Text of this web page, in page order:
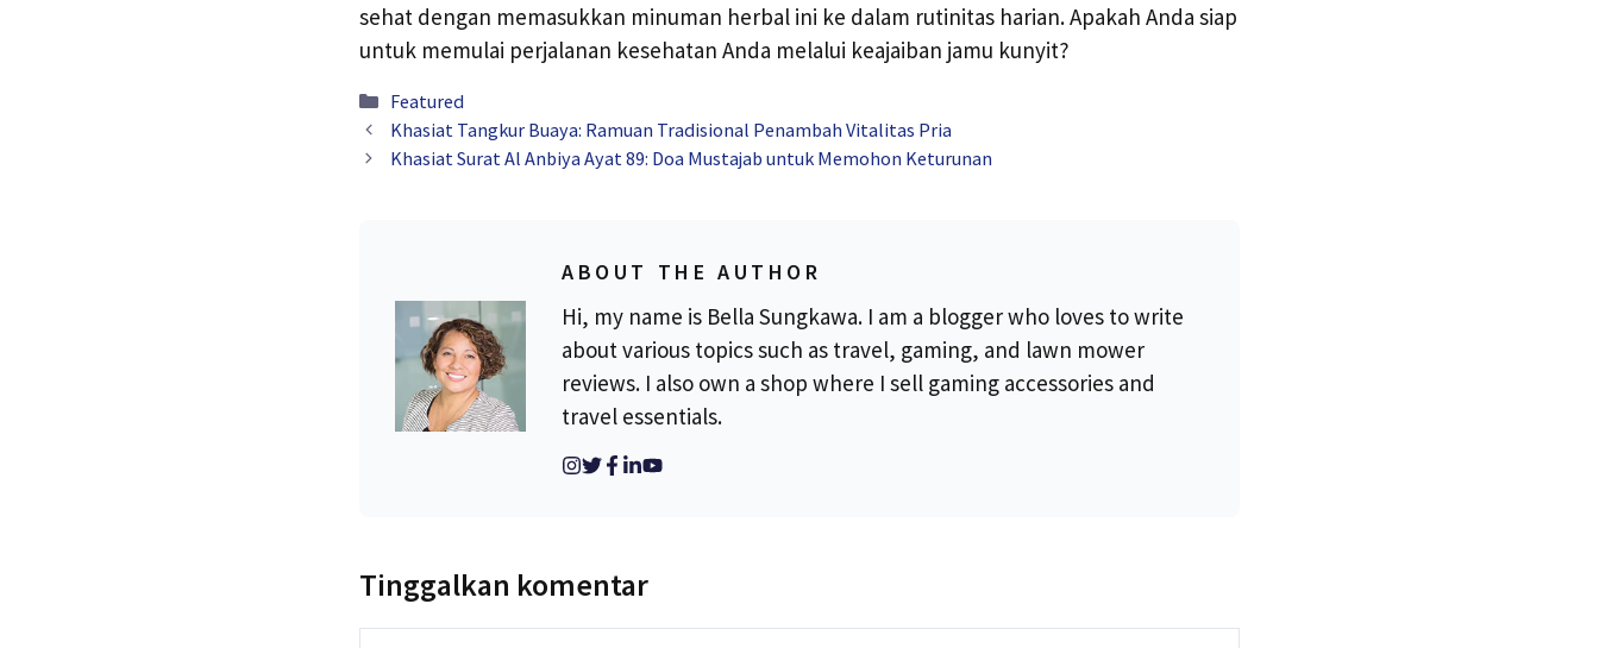
sehat dengan memasukkan minuman herbal ini ke dalam rutinitas harian. Apakah Anda siap
untuk memulai perjalanan kesehatan Anda melalui keajaiban jamu kunyit?
Kategori
Featured
Khasiat Tangkur Buaya: Ramuan Tradisional Penambah Vitalitas Pria
Khasiat Surat Al Anbiya Ayat 89: Doa Mustajab untuk Memohon Keturunan
ABOUT THE AUTHOR
Hi, my name is Bella Sungkawa. I am a blogger who loves to write
about various topics such as travel, gaming, and lawn mower
reviews. I also own a shop where I sell gaming accessories and
travel essentials.
Tinggalkan komentar